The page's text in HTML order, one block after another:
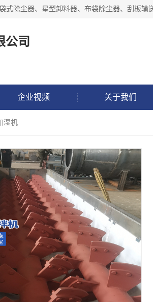
公司
企业视频 关于我们
湿机